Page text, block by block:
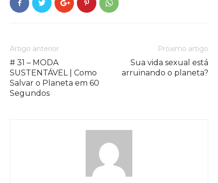
Artigo anterior
# 31 – MODA
SUSTENTÁVEL | Como
Salvar o Planeta em 60
Segundos
Próximo artigo
Sua vida sexual está
arruinando o planeta?